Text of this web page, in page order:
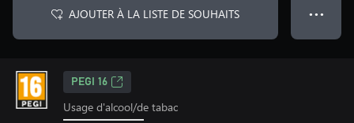
AJOUTER À LA LISTE DE SOUHAITS ● ● ●
PEGI 16
Usage d'alcool/de tabac